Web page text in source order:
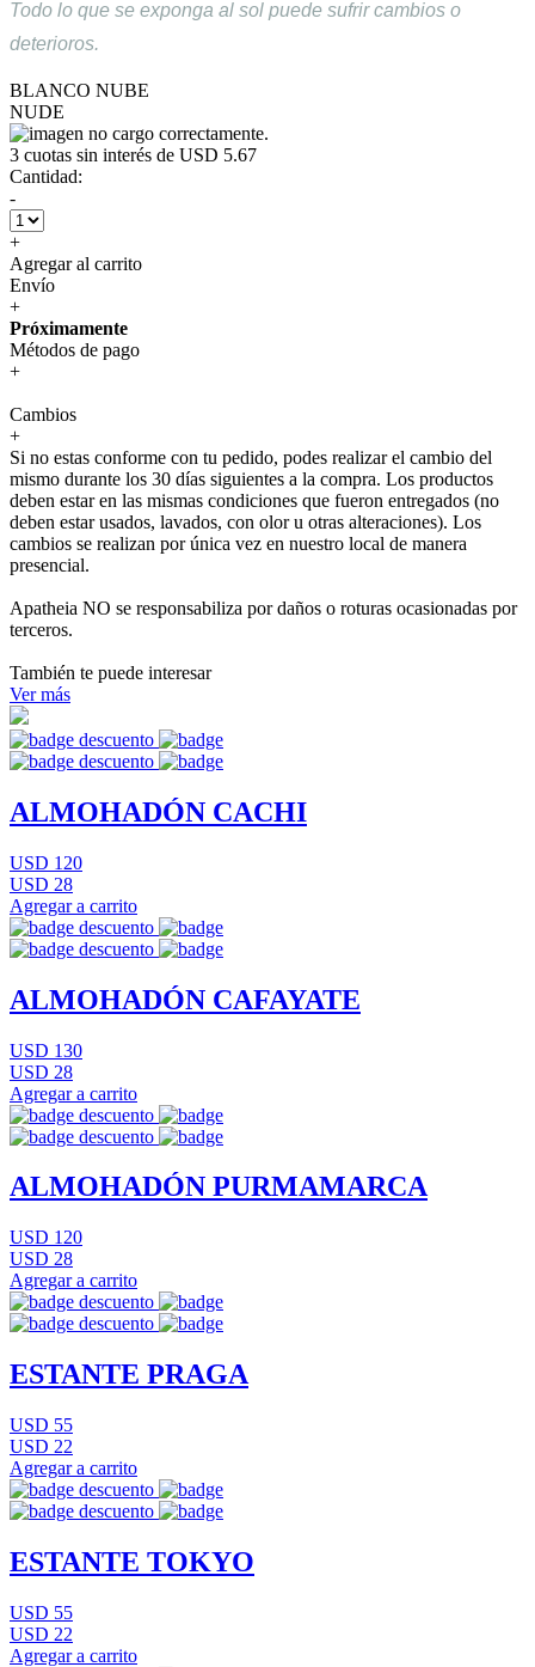
Todo lo que se exponga al sol puede sufrir cambios o
deterioros.
BLANCO NUBE
NUDE
3 cuotas sin interés de USD 5.67
Cantidad:
-
+
Agregar al carrito
Envío
+
Próximamente
Métodos de pago
+
Cambios
+
Si no estas conforme con tu pedido, podes realizar el cambio del
mismo durante los 30 días siguientes a la compra. Los productos
deben estar en las mismas condiciones que fueron entregados (no
deben estar usados, lavados, con olor u otras alteraciones). Los
cambios se realizan por única vez en nuestro local de manera
presencial.
Apatheia NO se responsabiliza por daños o roturas ocasionadas por
terceros.
También te puede interesar
Ver más
ALMOHADÓN CACHI
USD 120
USD 28
Agregar a carrito
ALMOHADÓN CAFAYATE
USD 130
USD 28
Agregar a carrito
ALMOHADÓN PURMAMARCA
USD 120
USD 28
Agregar a carrito
ESTANTE PRAGA
USD 55
USD 22
Agregar a carrito
ESTANTE TOKYO
USD 55
USD 22
Agregar a carrito